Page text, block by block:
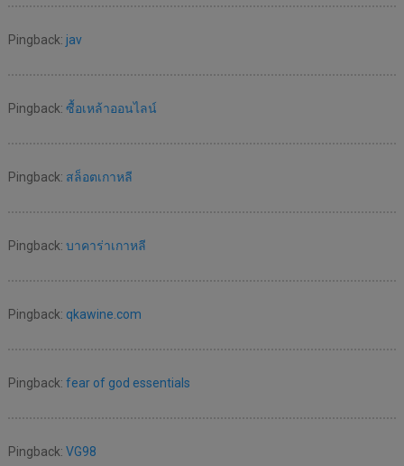
Pingback: jav
Pingback: ซื้อเหล้าออนไลน์
Pingback: สล็อตเกาหลี
Pingback: บาคาร่าเกาหลี
Pingback: qkawine.com
Pingback: fear of god essentials
Pingback: VG98